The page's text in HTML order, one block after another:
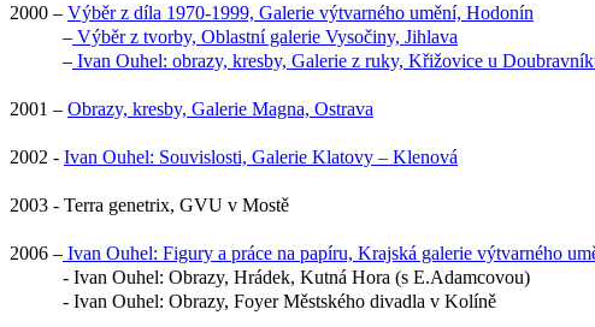
2000 – Výběr z díla 1970-1999, Galerie výtvarného umění, Hodonín
– Výběr z tvorby, Oblastní galerie Vysočiny, Jihlava
– Ivan Ouhel: obrazy, kresby, Galerie z ruky, Křižovice u
2001 – Obrazy, kresby, Galerie Magna, Ostrava
2002 - Ivan Ouhel: Souvislosti, Galerie Klatovy – Klenová
2003 - Terra genetrix, GVU v Mostě
2006 – Ivan Ouhel: Figury a práce na papíru, Krajská galerie výtvarného
- Ivan Ouhel: Obrazy, Hrádek, Kutná Hora (s E.Adamcovou)
- Ivan Ouhel: Obrazy, Foyer Městského divadla v Kolíně